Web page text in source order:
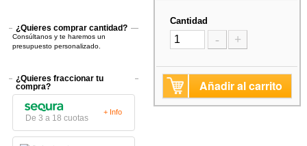
¿Quieres comprar cantidad?
Consúltanos y te haremos un
presupuesto personalizado.
¿Quieres fraccionar tu
compra?
De 3 a 18 cuotas
+ Info
Cantidad
- +
Añadir al carrito